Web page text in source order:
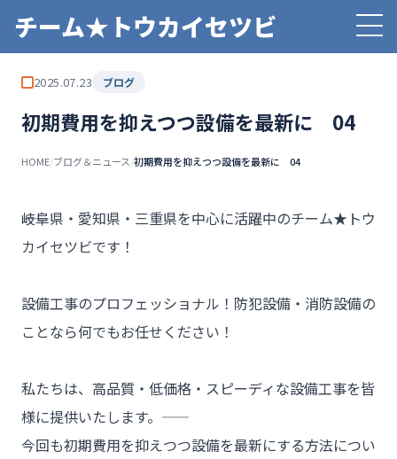
チーム★トウカイセツビ
2025.07.23 ブログ
初期費用を抑えつつ設備を最新に 04
HOME/ブログ＆ニュース/初期費用を抑えつつ設備を最新に 04
――岐阜県・愛知県・三重県を中心に活躍中のチーム★トウ
カイセツビです！
設備工事のプロフェッショナル！防犯設備・消防設備の
ことなら何でもお任せください！
私たちは、高品質・低価格・スピーディな設備工事を皆
様に提供いたします。――
今回も初期費用を抑えつつ設備を最新にする方法につい